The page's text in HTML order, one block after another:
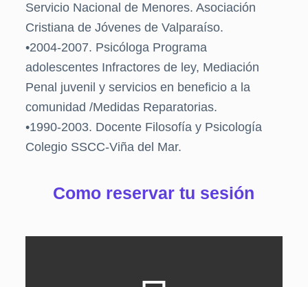
Servicio Nacional de Menores. Asociación
Cristiana de Jóvenes de Valparaíso.
•2004-2007. Psicóloga Programa
adolescentes Infractores de ley, Mediación
Penal juvenil y servicios en beneficio a la
comunidad /Medidas Reparatorias.
•1990-2003. Docente Filosofía y Psicología
Colegio SSCC-Viña del Mar.
Como reservar tu sesión